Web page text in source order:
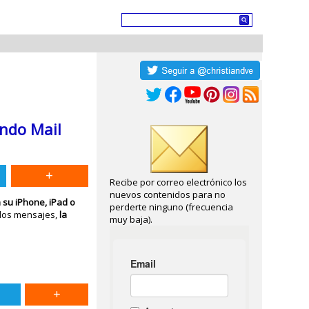
Mail
iPhone, iPad o
mensajes,la
Recibe por correo electrónico los
nuevos contenidos para no
perderte ninguno (frecuencia
muy baja).